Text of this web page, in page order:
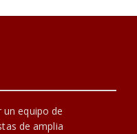
equipo de
de amplia